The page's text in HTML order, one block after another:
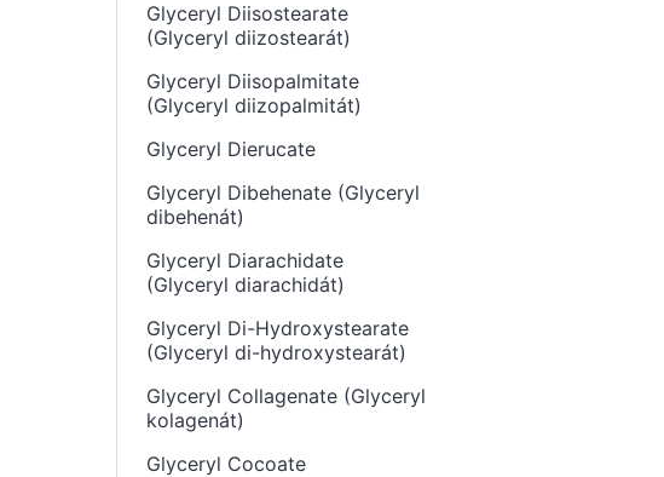
Glyceryl Diisostearate
(Glyceryl diizostearát)
Glyceryl Diisopalmitate
(Glyceryl diizopalmitát)
Glyceryl Dierucate
Glyceryl Dibehenate (Glyceryl
dibehenát)
Glyceryl Diarachidate
(Glyceryl diarachidát)
Glyceryl Di-Hydroxystearate
(Glyceryl di-hydroxystearát)
Glyceryl Collagenate (Glyceryl
kolagenát)
Glyceryl Cocoate